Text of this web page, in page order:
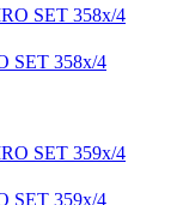
SET 358х/4
SET 359х/4